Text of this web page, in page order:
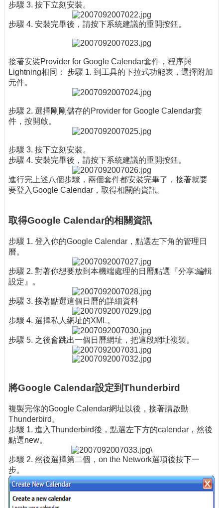
步驟 3. 按下立刻安裝。
步驟 4. 安裝完畢後，請按下系統建議的重開按鈕。
接著安裝Provider for Google Calendar套件，程序與
Lightning相同： 步驟 1. 到工具的下拉式功能表，選擇附加
元件。
步驟 2. 選擇剛剛儲存的Provider for Google Calendar套
件，按開啟。
步驟 3. 按下立刻安裝。
步驟 4. 安裝完畢後，請按下系統建議的重開按鈕。
進行完上述八個步驟，兩個套件都安裝完畢了，接著就要
要登入Google Calendar，取得相關的資訊。
取得Google Calendar的相關資訊
步驟 1. 登入你的Google Calendar，點選左下角的管理日
曆。
步驟 2. 對著你想要放到本機端處理的日曆點選『分享:編輯
設定』。
步驟 3. 接著點選這個日曆的詳細資料
步驟 4. 選擇私人網址的XML。
步驟 5. 之後會跳出一個日曆網址，把這段網址複製。
將Google Calendar設定到Thunderbird
複製完你的Google Calendar網址以後，接著請啟動
Thunderbird。
步驟 1. 進入Thunderbird後，點選左下方的calendar，然後
點選new。
\
步驟 2. 然後選擇第二個，on the Network選項後按下一
步。